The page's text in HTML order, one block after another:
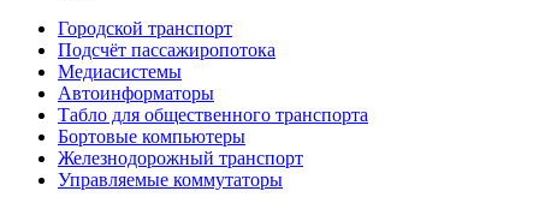
Городской транспорт
Подсчёт пассажиропотока
Медиасистемы
Автоинформаторы
Табло для общественного транспорта
Бортовые компьютеры
Железнодорожный транспорт
Управляемые коммутаторы